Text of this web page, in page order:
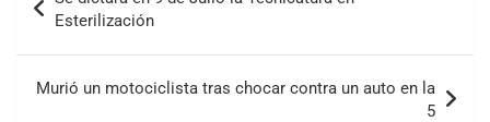
Esterilización
Murió un motociclista tras chocar contra un auto en la
5